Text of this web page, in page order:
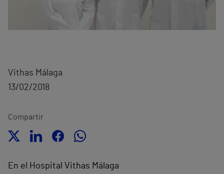
Vithas Málaga
13/02/2018
Compartir
En el Hospital Vithas Málaga